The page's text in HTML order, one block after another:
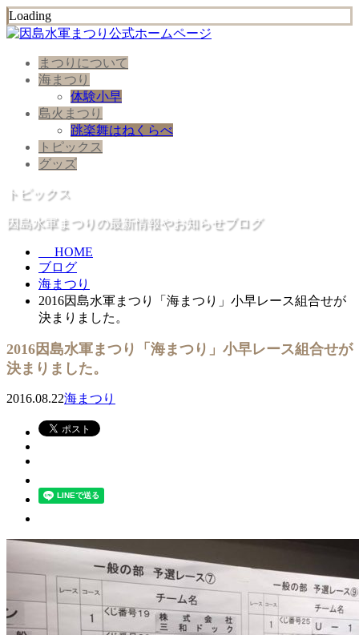
Loading
まつりについて
海まつり
体験小早
島火まつり
跳楽舞はねくらべ
トピックス
グッズ
トピックス
因島水軍まつりの最新情報やお知らせブログ
HOME
ブログ
海まつり
2016因島水軍まつり「海まつり」小早レース組合せが
決まりました。
2016因島水軍まつり「海まつり」小早レース組合せが
決まりました。
2016.08.22海まつり